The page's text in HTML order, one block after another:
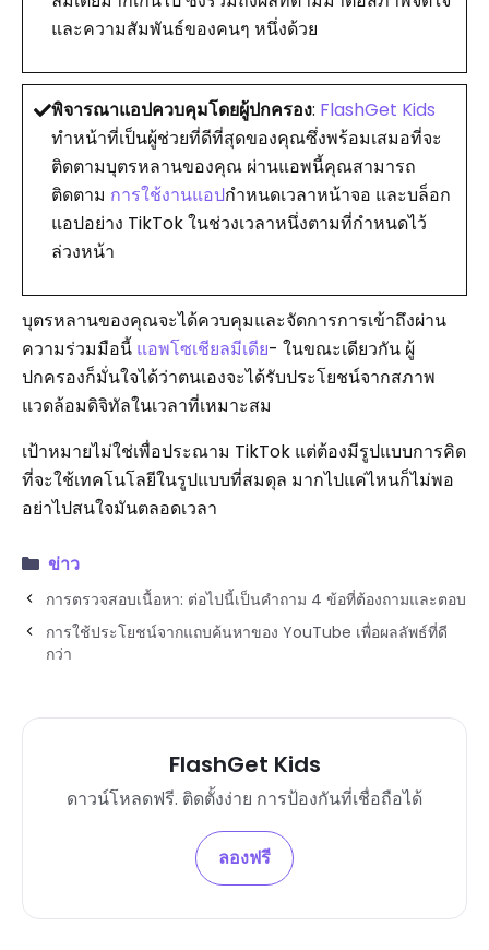
และความสัมพันธ์ของคนๆ หนึ่งด้วย
พิจารณาแอปควบคุมโดยผู้ปกครอง: FlashGet Kids
ทำหน้าที่เป็นผู้ช่วยที่ดีที่สุดของคุณซึ่งพร้อมเสมอที่จะ
ติดตามบุตรหลานของคุณ ผ่านแอพนี้คุณสามารถ
ติดตาม การใช้งานแอปกำหนดเวลาหน้าจอ และบล็อก
แอปอย่าง TikTok ในช่วงเวลาหนึ่งตามที่กำหนดไว้
ล่วงหน้า
บุตรหลานของคุณจะได้ควบคุมและจัดการการเข้าถึงผ่าน
ความร่วมมือนี้ แอพโซเชียลมีเดีย- ในขณะเดียวกัน ผู้
ปกครองก็มั่นใจได้ว่าตนเองจะได้รับประโยชน์จากสภาพ
แวดล้อมดิจิทัลในเวลาที่เหมาะสม
เป้าหมายไม่ใช่เพื่อประณาม TikTok แต่ต้องมีรูปแบบการคิด
ที่จะใช้เทคโนโลยีในรูปแบบที่สมดุล มากไปแค่ไหนก็ไม่พอ
อย่าไปสนใจมันตลอดเวลา
ข่าว
การตรวจสอบเนื้อหา: ต่อไปนี้เป็นคำถาม 4 ข้อที่ต้องถามและตอบ
การใช้ประโยชน์จากแถบค้นหาของ YouTube เพื่อผลลัพธ์ที่ดี
กว่า
FlashGet Kids
ดาวน์โหลดฟรี. ติดตั้งง่าย การป้องกันที่เชื่อถือได้
ลองฟรี